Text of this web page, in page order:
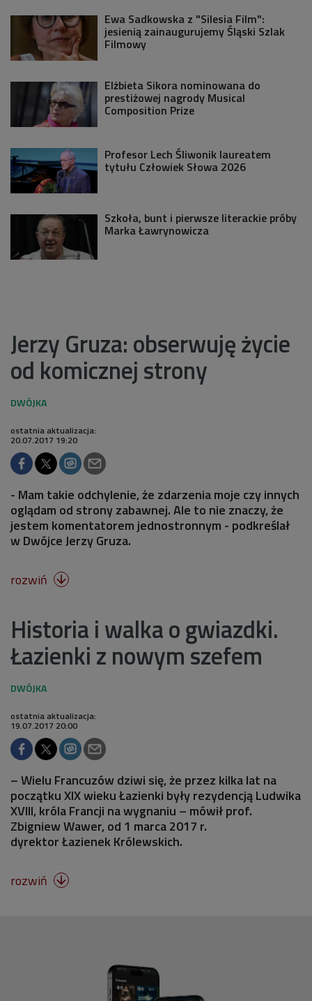
Ewa Sadkowska z "Silesia Film":
jesienią zainaugurujemy Śląski Szlak
Filmowy
Elżbieta Sikora nominowana do
prestiżowej nagrody Musical
Composition Prize
Profesor Lech Śliwonik laureatem
tytułu Człowiek Słowa 2026
Szkoła, bunt i pierwsze literackie próby
Marka Ławrynowicza
Jerzy Gruza: obserwuję życie
od komicznej strony
ostatnia aktualizacja:
20.07.2017 19:20
- Mam takie odchylenie, że zdarzenia moje czy innych
oglądam od strony zabawnej. Ale to nie znaczy, że
jestem komentatorem jednostronnym - podkreślał
w Dwójce Jerzy Gruza.
rozwiń 
Historia i walka o gwiazdki.
Łazienki z nowym szefem
ostatnia aktualizacja:
19.07.2017 20:00
– Wielu Francuzów dziwi się, że przez kilka lat na
początku XIX wieku Łazienki były rezydencją Ludwika
XVIII, króla Francji na wygnaniu – mówił prof.
Zbigniew Wawer, od 1 marca 2017 r.
dyrektor Łazienek Królewskich.
rozwiń 